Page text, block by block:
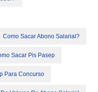
Como Sacar Abono Salarial?
Sacar Pis Pasep
Para Concurso